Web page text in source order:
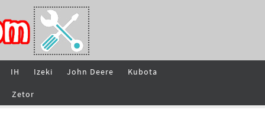
IH Izeki John Deere Kubota
Zetor